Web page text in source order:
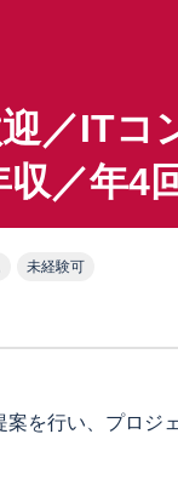
／IT
／年4
未経験可
を行い、プロジ